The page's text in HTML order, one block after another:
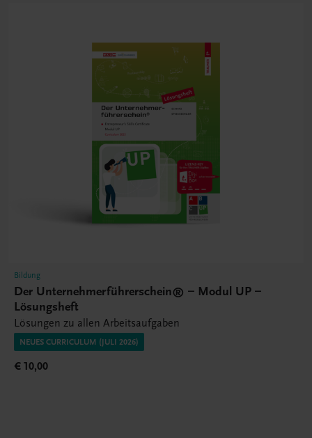
Bildung
Der Unternehmerführerschein® – Modul UP –
Lösungsheft
Lösungen zu allen Arbeitsaufgaben
NEUES CURRICULUM (JULI 2026)
€ 10,00